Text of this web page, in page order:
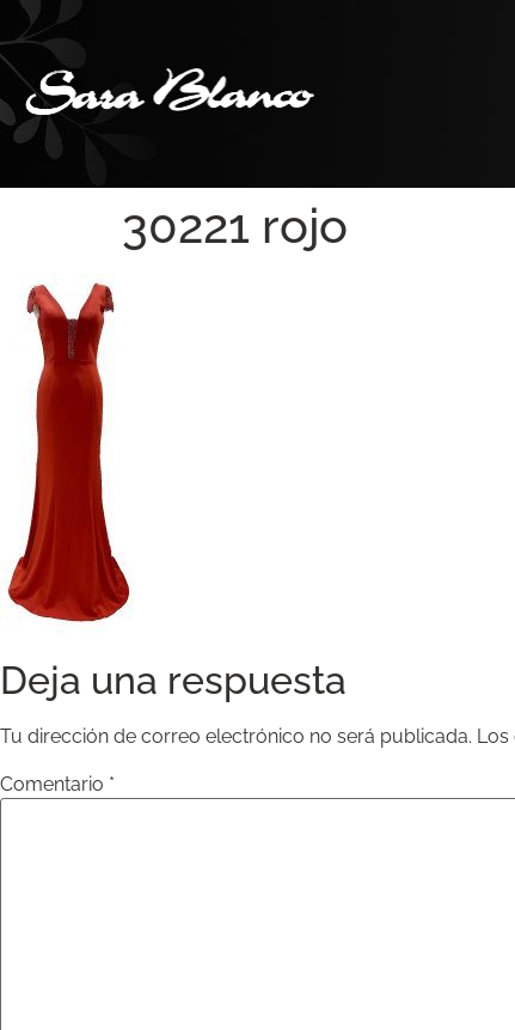
30221 rojo
Deja una respuesta
Tu dirección de correo electrónico no será publicada.
Comentario *